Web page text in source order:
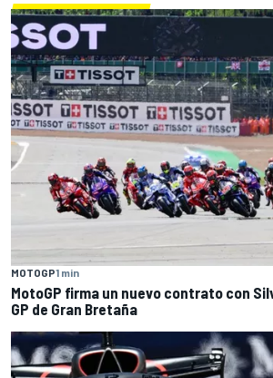
MOTOGP1 min
MotoGP firma un nuevo contrato con
GP de Gran Bretaña